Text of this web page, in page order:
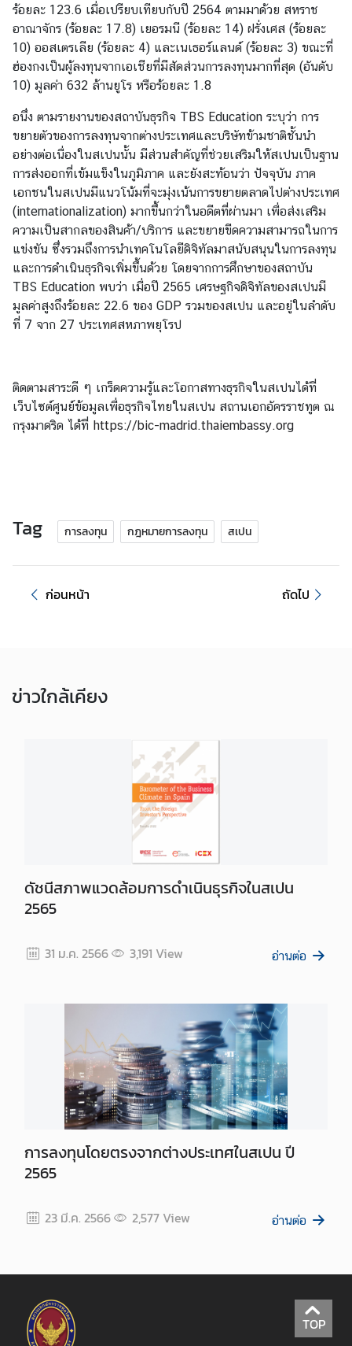
ร
า
ย
ง
า
น
ก
า
ร
ศึ
ก
ษ
า
ลิ
ง
ก์
า
ส
น
ร้อยละ 123.6 เมื่อเปรียบเทียบกับปี 2564 ตามมาด้วย สหราช
อาณาจักร (ร้อยละ 17.8) เยอรมนี (ร้อยละ 14) ฝรั่งเศส (ร้อยละ
10) ออสเตรเลีย (ร้อยละ 4) และเนเธอร์แลนด์ (ร้อยละ 3) ขณะที่
ฮ่องกงเป็นผู้ลงทุนจากเอเชียที่มีสัดส่วนการลงทุนมากที่สุด (อันดับ
10) มูลค่า 632 ล้านยูโร หรือร้อยละ 1.8
อนึ่ง ตามรายงานของสถาบันธุรกิจ TBS Education ระบุว่า การ
ขยายตัวของการลงทุนจากต่างประเทศและบริษัทข้ามชาติชั้นนำ
อย่างต่อเนื่องในสเปนนั้น มีส่วนสำคัญที่ช่วยเสริมให้สเปนเป็นฐาน
การส่งออกที่เข้มแข็งในภูมิภาค และยังสะท้อนว่า ปัจจุบัน ภาค
เอกชนในสเปนมีแนวโน้มที่จะมุ่งเน้นการขยายตลาดไปต่างประเทศ
(internationalization) มากขึ้นกว่าในอดีตที่ผ่านมา เพื่อส่งเสริม
ความเป็นสากลของสินค้า/บริการ และขยายขีดความสามารถในการ
แข่งขัน ซึ่งรวมถึงการนำเทคโนโลยีดิจิทัลมาสนับสนุนในการลงทุน
และการดำเนินธุรกิจเพิ่มขึ้นด้วย โดยจากการศึกษาของสถาบัน
TBS Education พบว่า เมื่อปี 2565 เศรษฐกิจดิจิทัลของสเปนมี
มูลค่าสูงถึงร้อยละ 22.6 ของ GDP รวมของสเปน และอยู่ในลำดับ
ที่ 7 จาก 27 ประเทศสหภาพยุโรป
ติดตามสาระดี ๆ เกร็ดความรู้และโอกาสทางธุรกิจในสเปนได้ที่
เว็บไซต์ศูนย์ข้อมูลเพื่อธุรกิจไทยในสเปน สถานเอกอัครราชทูต ณ
กรุงมาดริด ได้ที่ https://bic-madrid.thaiembassy.org
Tag การลงทุน กฎหมายการลงทุน สเปน
ก่อนหน้า ถัดไป
ข่าวใกล้เคียง
ดัชนีสภาพแวดล้อมการดำเนินธุรกิจในสเปน
2565
31 ม.ค. 2566 3,191 View อ่านต่อ
การลงทุนโดยตรงจากต่างประเทศในสเปน ปี
2565
23 มี.ค. 2566 2,577View อ่านต่อ
TOP